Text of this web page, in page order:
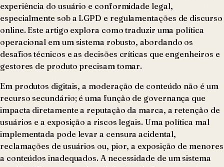
experiência do usuário e conformidade legal,
especialmente sob a LGPD e regulamentações de discurso
online. Este artigo explora como traduzir uma política
operacional em um sistema robusto, abordando os
desafios técnicos e as decisões críticas que engenheiros e
gestores de produto precisam tomar.
Em produtos digitais, a moderação de conteúdo não é um
recurso secundário; é uma função de governança que
impacta diretamente a reputação da marca, a retenção de
usuários e a exposição a riscos legais. Uma política mal
implementada pode levar a censura acidental,
reclamações de usuários ou, pior, a exposição de menores
a conteúdos inadequados. A necessidade de um sistema